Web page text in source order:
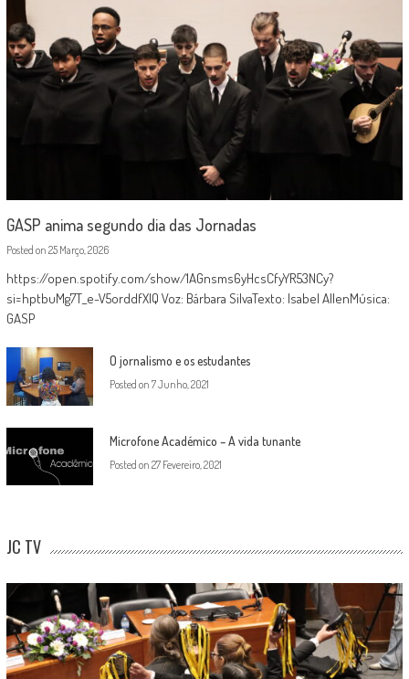
GASP anima segundo dia das Jornadas
Posted on 25 Março, 2026
https://open.spotify.com/show/1AGnsms6yHcsCfyYR53NCy?
si=hptbuMg7T_e-V5orddfXlQ Voz: Bárbara SilvaTexto: Isabel AllenMúsica:
GASP
O jornalismo e os estudantes
Posted on 7 Junho, 2021
Microfone Académico – A vida tunante
Posted on 27 Fevereiro, 2021
JC TV